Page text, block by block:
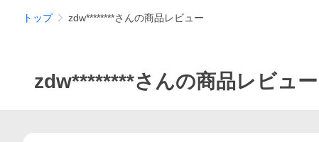
トップ zdw********さんの商品レビュー
zdw********さんの商品レビュー